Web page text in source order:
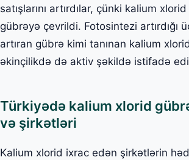
satışlarını artırdılar, çünki kalium
gübrəyə çevrildi. Fotosintezi artırdığı
artıran gübrə kimi tanınan kalium
əkinçilikdə də aktiv şəkildə istifadə
Türkiyədə kalium xlorid
və şirkətləri
Kalium xlorid ixrac edən şirkətlərin